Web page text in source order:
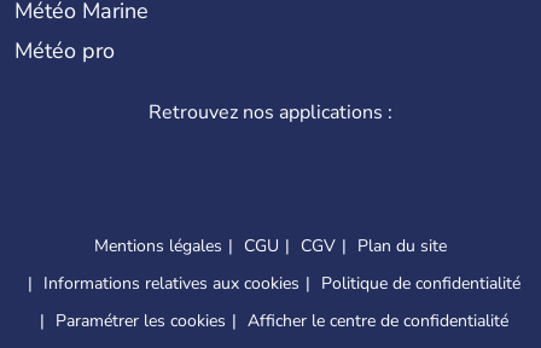
Météo Marine
Météo pro
Retrouvez nos applications :
Mentions légales CGU CGV
Plan du site
Informations relatives aux cookies
Politique de confidentialité
Paramétrer les cookies
Afficher le centre de confidentialité